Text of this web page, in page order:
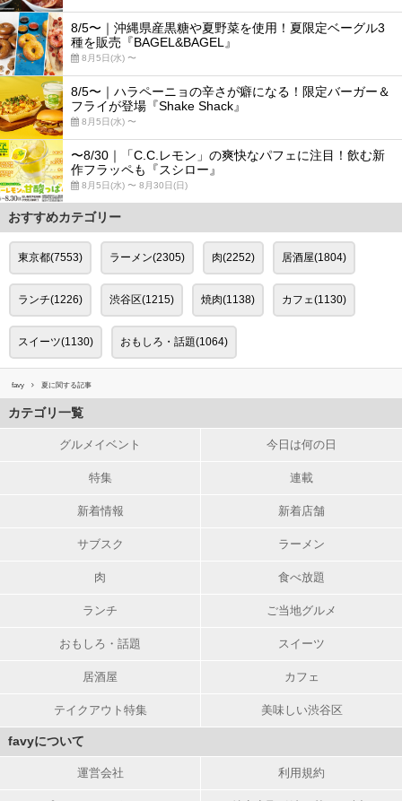
8/5〜｜沖縄県産黒糖や夏野菜を使用！夏限定ベーグル3
種を販売『BAGEL&BAGEL』
8月5日(水) 〜
8/5〜｜ハラペーニョの辛さが癖になる！限定バーガー＆
フライが登場『Shake Shack』
8月5日(水) 〜
〜8/30｜「C.C.レモン」の爽快なパフェに注目！飲む新
作フラッペも『スシロー』
8月5日(水) 〜 8月30日(日)
おすすめカテゴリー
東京都(7553) ラーメン(2305) 肉(2252) 居酒屋(1804)
ランチ(1226) 渋谷区(1215) 焼肉(1138) カフェ(1130)
スイーツ(1130) おもしろ・話題(1064)
favy 夏に関する記事
カテゴリ一覧
グルメイベント 今日は何の日
特集 連載
新着情報 新着店舗
サブスク ラーメン
肉 食べ放題
ランチ ご当地グルメ
おもしろ・話題 スイーツ
居酒屋 カフェ
テイクアウト特集 美味しい渋谷区
favyについて
運営会社 利用規約